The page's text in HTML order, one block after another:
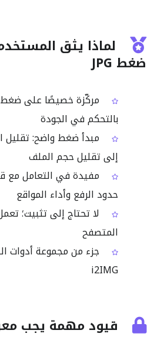
لماذا يثق
ضغط JPG
بالتحكم في الجودة
مبدأ ضغط واضح: تقليل
إلى تقليل حجم الملف
مفيدة في التعامل مع
حدود الرفع وأداء المواقع
لا تحتاج إلى تثبيت؛
المتصفح
جزء من مجموعة أدوات
i2IMG
قيود مهمة يجب